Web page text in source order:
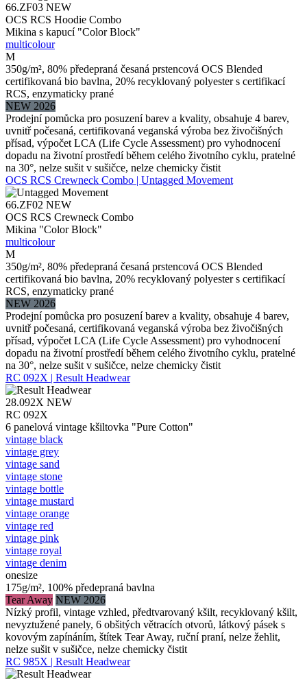
66.ZF03 NEW
OCS RCS Hoodie Combo
Mikina s kapucí "Color Block"
multicolour
M
350g/m², 80% předepraná česaná prstencová OCS Blended
certifikovaná bio bavlna, 20% recyklovaný polyester s certifikací
RCS, enzymaticky prané
NEW 2026
Prodejní pomůcka pro posuzení barev a kvality, obsahuje 4 barev,
uvnitř počesaná, certifikovaná veganská výroba bez živočišných
přísad, výpočet LCA (Life Cycle Assessment) pro vyhodnocení
dopadu na životní prostředí během celého životního cyklu, pratelné
na 30°, nelze sušit v sušičce, nelze chemicky čistit
OCS RCS Crewneck Combo | Untagged Movement
66.ZF02 NEW
OCS RCS Crewneck Combo
Mikina "Color Block"
multicolour
M
350g/m², 80% předepraná česaná prstencová OCS Blended
certifikovaná bio bavlna, 20% recyklovaný polyester s certifikací
RCS, enzymaticky prané
NEW 2026
Prodejní pomůcka pro posuzení barev a kvality, obsahuje 4 barev,
uvnitř počesaná, certifikovaná veganská výroba bez živočišných
přísad, výpočet LCA (Life Cycle Assessment) pro vyhodnocení
dopadu na životní prostředí během celého životního cyklu, pratelné
na 30°, nelze sušit v sušičce, nelze chemicky čistit
RC 092X | Result Headwear
28.092X NEW
RC 092X
6 panelová vintage kšiltovka "Pure Cotton"
vintage black
vintage grey
vintage sand
vintage stone
vintage bottle
vintage mustard
vintage orange
vintage red
vintage pink
vintage royal
vintage denim
onesize
175g/m², 100% předepraná bavlna
Tear Away NEW 2026
Nízký profil, vintage vzhled, předtvarovaný kšilt, recyklovaný kšilt,
nevyztužené panely, 6 obšitých větracích otvorů, látkový pásek s
kovovým zapínáním, štítek Tear Away, ruční praní, nelze žehlit,
nelze sušit v sušičce, nelze chemicky čistit
RC 985X | Result Headwear